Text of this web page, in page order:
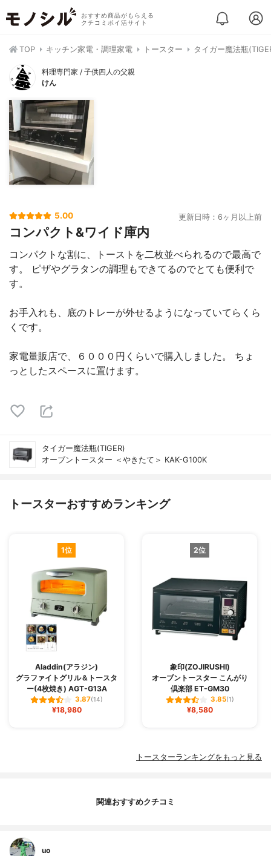
おすすめ商品がもらえる
クチコミポイ活サイト
TOP キッチン家電・調理家電 トースター タイガー魔法瓶
料理専門家 / 子供四人の父親
けん
5.00 更新日時：6ヶ月以上前
コンパクト&ワイド庫内
コンパクトな割に、トーストを二枚並べられるので最高で
す。 ピザやグラタンの調理もできてるのでとても便利で
す。
お手入れも、底のトレーが外せるようになっていてらくら
くです。
家電量販店で、６０００円くらいで購入しました。 ちょ
っとしたスペースに置けます。
タイガー魔法瓶(TIGER)
オーブントースター ＜やきたて＞ KAK-G100K
トースターおすすめランキング
1位
Aladdin(アラジン)
グラファイトグリル＆トースタ
ー(4枚焼き) AGT-G13A
3.87(14)
¥18,980
2位
象印(ZOJIRUSHI)
オーブントースター こんがり
倶楽部 ET-GM30
3.85(1)
¥8,580
トースターランキングをもっと見る
関連おすすめクチコミ
uo